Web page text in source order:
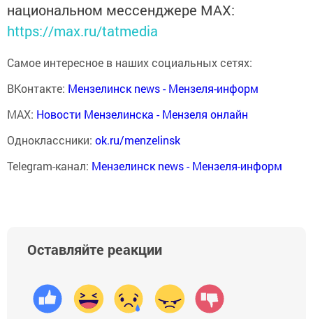
национальном мессенджере MАХ:
https://max.ru/tatmedia
Самое интересное в наших социальных сетях:
ВКонтакте: Мензелинск news - Мензеля-информ
MAX: Новости Мензелинска - Мензеля онлайн
Одноклассники: ok.ru/menzelinsk
Telegram-канал: Мензелинск news - Мензеля-информ
Оставляйте реакции